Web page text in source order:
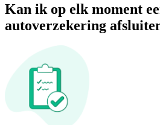
Kan ik op elk moment
autoverzekering